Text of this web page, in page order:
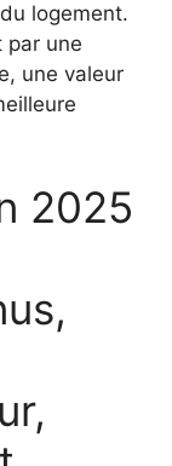
logement.
par une
une valeur
2025